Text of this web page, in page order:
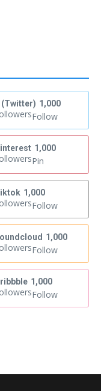
(Twitter) 1,000
Follow
1,000
Pin
1,000
Follow
1,000
Follow
1,000
Follow